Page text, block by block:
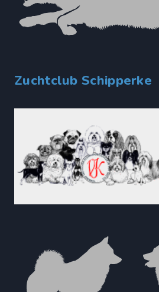
Zuchtclub Schipperke